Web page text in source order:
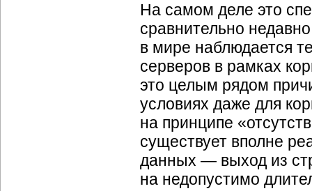
На самом деле это
сравнительно
в мире наблюдается
серверов в рамках
это целым рядом
условиях даже для
на принципе
существует вполне
данных — выход из
на недопустимо